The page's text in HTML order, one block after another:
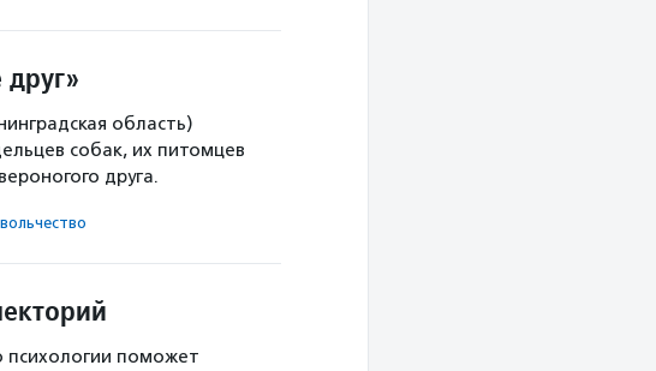
область)
собак, их питомцев
друга.
психологии поможет